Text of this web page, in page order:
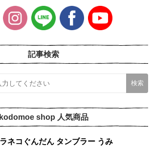
記事検索
kodomoe shop 人気商品
ノラネコぐんだん タンブラー うみ